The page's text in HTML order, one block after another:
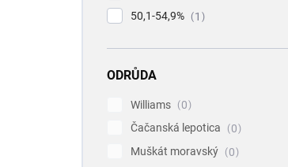
50,1-54,9%
1
ODRŮDA
Williams
0
Čačanská lepotica
0
Muškát moravský
0